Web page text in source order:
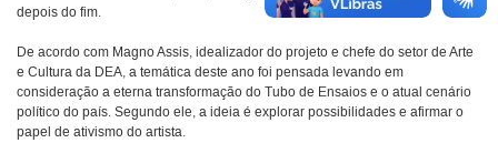
depois do fim.
De acordo com Magno Assis, idealizador do projeto e chefe do setor de Arte
e Cultura da DEA, a temática deste ano foi pensada levando em
consideração a eterna transformação do Tubo de Ensaios e o atual cenário
político do país. Segundo ele, a ideia é explorar possibilidades e afirmar o
papel de ativismo do artista.